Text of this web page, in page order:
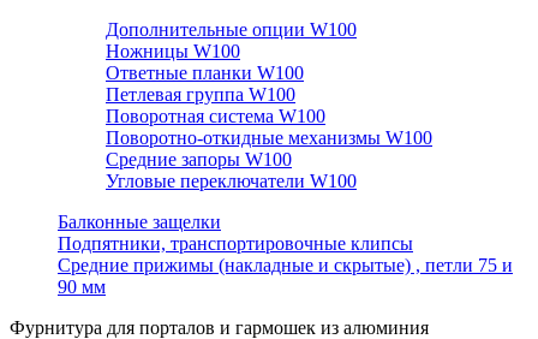
Дополнительные опции W100
Ножницы W100
Ответные планки W100
Петлевая группа W100
Поворотная система W100
Поворотно-откидные механизмы W100
Средние запоры W100
Угловые переключатели W100
Балконные защелки
Подпятники, транспортировочные клипсы
Средние прижимы (накладные и скрытые) , петли 75 и
90 мм
Фурнитура для порталов и гармошек из алюминия